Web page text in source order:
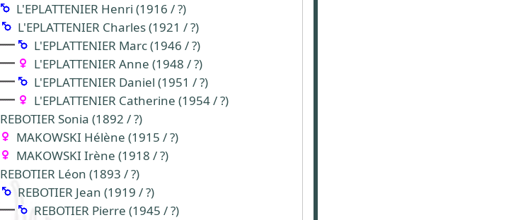
L'EPLATTENIER Henri (1916 / ?)
L'EPLATTENIER Charles (1921 / ?)
L'EPLATTENIER Marc (1946 / ?)
L'EPLATTENIER Anne (1948 / ?)
L'EPLATTENIER Daniel (1951 / ?)
L'EPLATTENIER Catherine (1954 / ?)
REBOTIER Sonia (1892 / ?)
MAKOWSKI Hélène (1915 / ?)
MAKOWSKI Irène (1918 / ?)
REBOTIER Léon (1893 / ?)
REBOTIER Jean (1919 / ?)
REBOTIER Pierre (1945 / ?)